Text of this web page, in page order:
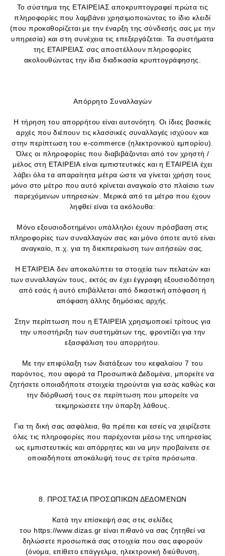
Το σύστημα της ΕΤΑΙΡΕΙΑΣ αποκρυπτογραφεί πρώτα τις
πληροφορίες που λαμβάνει χρησιμοποιώντας το ίδιο κλειδί
(που προκαθορίζεται με την έναρξη της σύνδεσής σας με την
υπηρεσία) και στη συνέχεια τις επεξεργάζεται. Τα συστήματα
της ΕΤΑΙΡΕΙΑΣ σας αποστέλλουν πληροφορίες
ακολουθώντας την ίδια διαδικασία κρυπτογράφησης.
Απόρρητο Συναλλαγών
Η τήρηση του απορρήτου είναι αυτονόητη. Οι ίδιες βασικές
αρχές που διέπουν τις κλασσικές συναλλαγές ισχύουν και
στην περίπτωση του e-commerce (ηλεκτρονικού εμπορίου).
Όλες οι πληροφορίες που διαβιβάζονται από τον χρηστή /
μέλος στη ΕΤΑΙΡΕΙΑ είναι εμπιστευτικές και η ΕΤΑΙΡΕΙΑ έχει
λάβει όλα τα απαραίτητα μέτρα ώστε να γίνεται χρήση τους
μόνο στο μέτρο που αυτό κρίνεται αναγκαίο στο πλαίσιο των
παρεχόμενων υπηρεσιών. Μερικά από τα μέτρα που έχουν
ληφθεί είναι τα ακόλουθα:
Μόνο εξουσιοδοτημένοι υπάλληλοι έχουν πρόσβαση στις
πληροφορίες των συναλλαγών σας και μόνο όποτε αυτό είναι
αναγκαίο, π.χ. για τη διεκπεραίωση των αιτήσεών σας.
Η ΕΤΑΙΡΕΙΑ δεν αποκαλύπτει τα στοιχεία των πελατών και
των συναλλαγών τους, εκτός αν έχει έγγραφη εξουσιοδότηση
από εσάς ή αυτό επιβάλλεται από δικαστική απόφαση ή
απόφαση άλλης δημόσιας αρχής.
Στην περίπτωση που η ΕΤΑΙΡΕΙΑ χρησιμοποιεί τρίτους για
την υποστήριξη των συστημάτων της, φροντίζει για την
εξασφάλιση του απορρήτου.
Με την επιφύλαξη των διατάξεων του κεφαλαίου 7 του
παρόντος, που αφορά τα Προσωπικά Δεδομένα, μπορείτε να
ζητήσετε οποιαδήποτε στοιχεία τηρούνται για εσάς καθώς και
την διόρθωσή τους σε περίπτωση που μπορείτε να
τεκμηριώσετε την ύπαρξη λάθους.
Για τη δική σας ασφάλεια, θα πρέπει και εσείς να χειρίζεστε
όλες τις πληροφορίες που παρέχονται μέσω της υπηρεσίας
ως εμπιστευτικές και απόρρητες και να μην προβαίνετε σε
οποιαδήποτε αποκάλυψή τους σε τρίτα πρόσωπα.
8. ΠΡΟΣΤΑΣΙΑ ΠΡΟΣΩΠΙΚΩΝ ΔΕΔΟΜΕΝΩΝ
Κατά την επίσκεψή σας στις σελίδες
του https://www.dizas.gr είναι πιθανό να σας ζητηθεί να
δηλώσετε προσωπικά σας στοιχεία που σας αφορούν
(όνομα, επίθετο επάγγελμα, ηλεκτρονική διεύθυνση,